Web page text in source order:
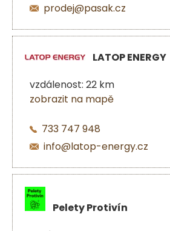
prodej@pasak.cz
LATOP ENERGY
vzdálenost: 22 km
zobrazit na mapě
733 747 948
info@latop-energy.cz
Pelety Protivín